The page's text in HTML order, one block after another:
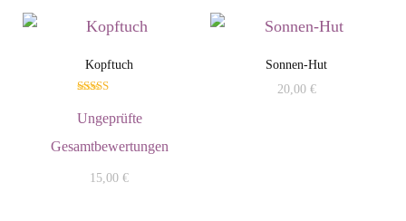
Kopftuch
5.00
von 5
Ungeprüfte
Gesamtbewertungen
15,00€
Sonnen-Hut
20,00 €